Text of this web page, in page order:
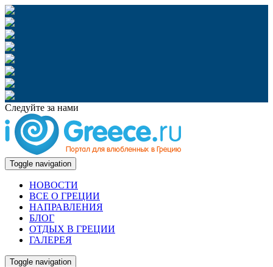
Следуйте за нами
Toggle navigation
НОВОСТИ
ВСЕ О ГРЕЦИИ
НАПРАВЛЕНИЯ
БЛОГ
ОТДЫХ В ГРЕЦИИ
ГАЛЕРЕЯ
Toggle navigation